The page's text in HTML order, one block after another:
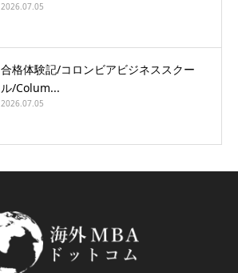
2026.07.05
合格体験記/コロンビアビジネススクー
ル/Colum...
2026.07.05